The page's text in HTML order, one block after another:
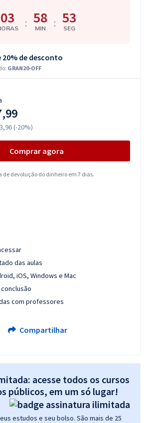
03 : 58
MIN : 52
SEG
20% de desconto
GRAN20-OFF
(-20%)
Comprar agora
de devolução do dinheiro em 7 dias.
das aulas
iOS, Windows e Mac
com professores
Compartilhar
acesse todos os cursos
públicos, em um só lugar!
estudos e seu bolso. São mais de 25